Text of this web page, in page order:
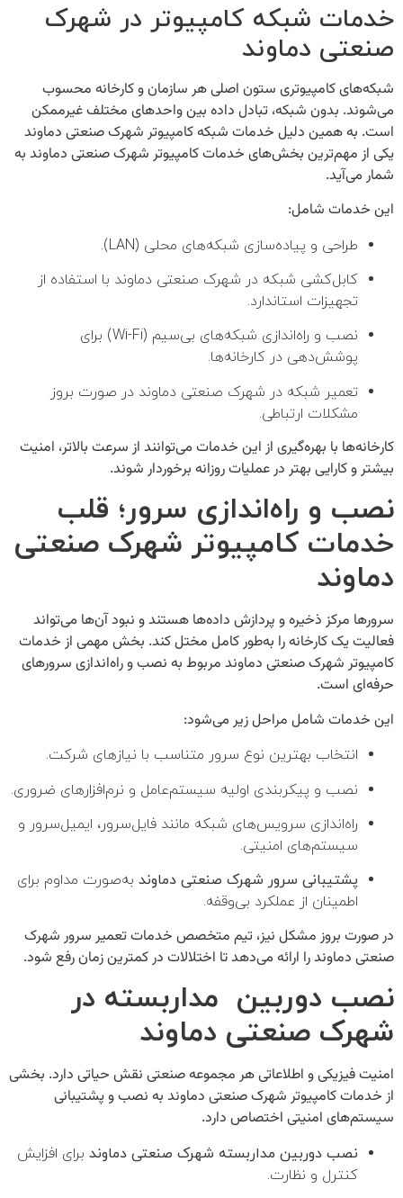
خدمات شبکه کامپیوتر در شهرک
صنعتی دماوند
شبکه‌های کامپیوتری ستون اصلی هر سازمان و کارخانه محسوب
می‌شوند. بدون شبکه، تبادل داده بین واحدهای مختلف غیرممکن
است. به همین دلیل خدمات شبکه کامپیوتر شهرک صنعتی دماوند
یکی از مهم‌ترین بخش‌های خدمات کامپیوتر شهرک صنعتی دماوند به
شمار می‌آید.
این خدمات شامل:
طراحی و پیاده‌سازی شبکه‌های محلی (LAN).
کابل‌کشی شبکه در شهرک صنعتی دماوند با استفاده از
تجهیزات استاندارد.
نصب و راه‌اندازی شبکه‌های بی‌سیم (Wi-Fi) برای
پوشش‌دهی در کارخانه‌ها.
تعمیر شبکه در شهرک صنعتی دماوند در صورت بروز
مشکلات ارتباطی.
کارخانه‌ها با بهره‌گیری از این خدمات می‌توانند از سرعت بالاتر، امنیت
بیشتر و کارایی بهتر در عملیات روزانه برخوردار شوند.
نصب و راه‌اندازی سرور؛ قلب
خدمات کامپیوتر شهرک صنعتی
دماوند
سرورها مرکز ذخیره و پردازش داده‌ها هستند و نبود آن‌ها می‌تواند
فعالیت یک کارخانه را به‌طور کامل مختل کند. بخش مهمی از خدمات
کامپیوتر شهرک صنعتی دماوند مربوط به نصب و راه‌اندازی سرورهای
حرفه‌ای است.
این خدمات شامل مراحل زیر می‌شود:
انتخاب بهترین نوع سرور متناسب با نیازهای شرکت.
نصب و پیکربندی اولیه سیستم‌عامل و نرم‌افزارهای ضروری.
راه‌اندازی سرویس‌های شبکه مانند فایل‌سرور، ایمیل‌سرور و
سیستم‌های امنیتی.
پشتیبانی سرور شهرک صنعتی دماوند به‌صورت مداوم برای
اطمینان از عملکرد بی‌وقفه.
در صورت بروز مشکل نیز، تیم متخصص خدماتتعمیر سرور شهرک
صنعتی دماوندرا ارائه می‌دهد تا اختلالات در کمترین زمان رفع شود.
نصب دوربین‌ مداربسته در
شهرک صنعتی دماوند
امنیت فیزیکی و اطلاعاتی هر مجموعه صنعتی نقش حیاتی دارد. بخشی
از خدمات کامپیوتر شهرک صنعتی دماوند به نصب و پشتیبانی
سیستم‌های امنیتی اختصاص دارد.
نصب دوربین مداربسته شهرک صنعتی دماوند برای افزایش
کنترل و نظارت.